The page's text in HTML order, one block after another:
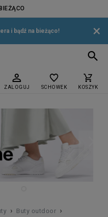
i bądź na bieżąco! ×
ZALOGUJ SCHOWEK KOSZYK
› Buty outdoor ›